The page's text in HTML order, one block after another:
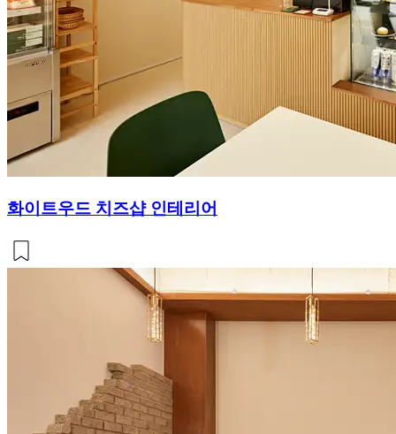
화이트우드 치즈샵 인테리어